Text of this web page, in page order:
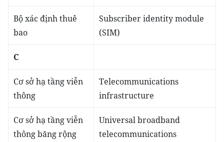
Bộ xác định thuê
bao
Subscriber identity module
(SIM)
C
Cơ sở hạ tầng viễn
thông
Telecommunications
infrastructure
Cơ sở hạ tầng viễn
thông băng rộng
Universal broadband
telecommunications